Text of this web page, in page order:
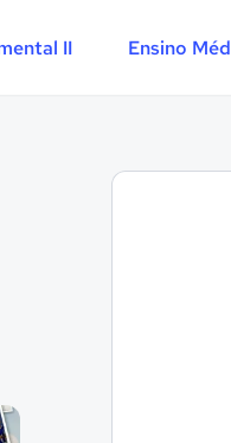
II Ensino